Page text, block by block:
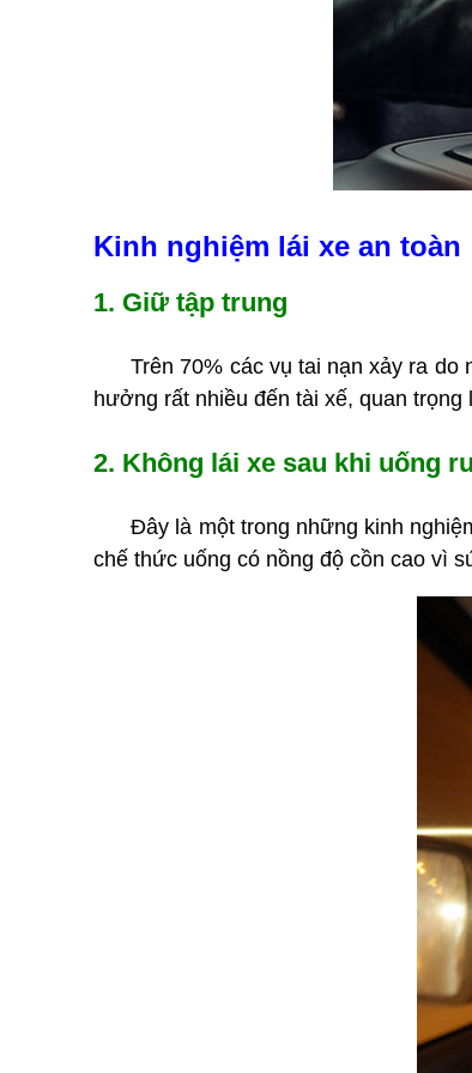
Kinh nghiệm lái xe an toàn
1. Giữ tập trung
Trên 70% các vụ tai nạn xảy ra do
hưởng rất nhiều đến tài xế, quan
2. Không lái xe sau khi uống
Đây là một trong những kinh
chế thức uống có nồng độ cồn cao vì